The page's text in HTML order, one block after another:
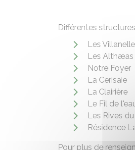
Différentes
Les
Les Althæas
Notre Foyer
La Cerisaie
La Clairière
Le Fil de
Les Rives
Résidence
Pour plus de